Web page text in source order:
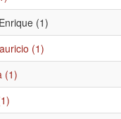
(1)
(1)
(1)